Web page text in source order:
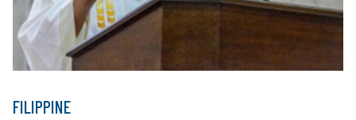
FILIPPINE